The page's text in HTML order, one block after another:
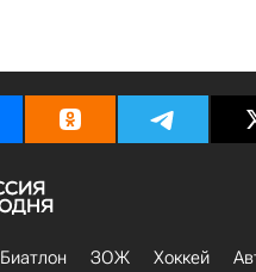
Биатлон ЗОЖ Хоккей